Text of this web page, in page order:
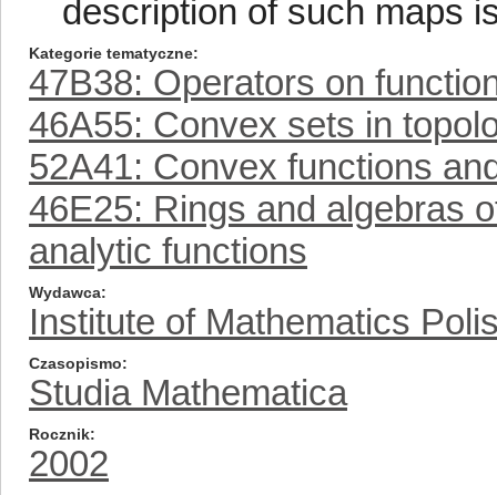
description of such maps
Kategorie tematyczne
47B38: Operators on
46A55: Convex sets in
52A41: Convex functions
46E25: Rings and algebras
analytic functions
Wydawca
Institute of Mathematics
Czasopismo
Studia Mathematica
Rocznik
2002